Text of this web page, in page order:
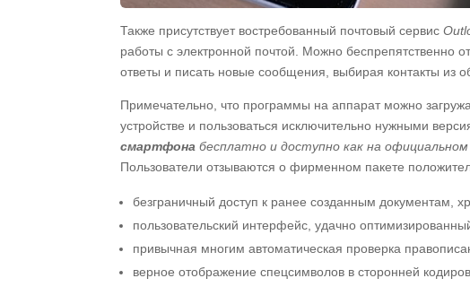
Также присутствует востребованный почтовый сервис
работы с электронной почтой. Можно беспрепятственно
ответы и писать новые сообщения, выбирая контакты из
Примечательно, что программы на аппарат можно
устройстве и пользоваться исключительно нужными
смартфона бесплатно и доступно как на
Пользователи отзываются о фирменном пакете
безграничный доступ к ранее созданным документам,
пользовательский интерфейс, удачно
привычная многим автоматическая проверка
верное отображение спецсимволов в сторонней